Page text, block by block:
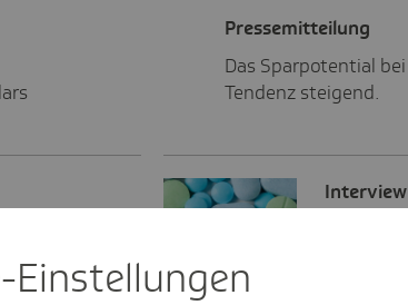
Pres­se­mit­tei­lung
Das Sparpotential
Tendenz steigend.
und die
Inter­view
wenig
Einstel­lungen